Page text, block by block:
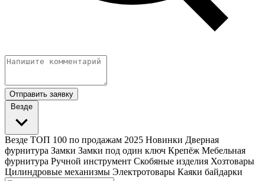
Отправить заявку
Везде
Везде ТОП 100 по продажам 2025 Новинки Дверная
фурнитура Замки Замки под один ключ Крепёж Мебельная
фурнитура Ручной инструмент Скобяные изделия Хозтовары
Цилиндровые механизмы Электротовары Каяки байдарки